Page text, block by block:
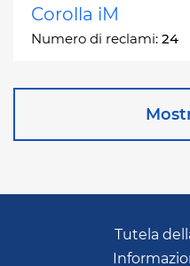
Corolla iM
Numero di reclami: 24
Corona Station
Tutela